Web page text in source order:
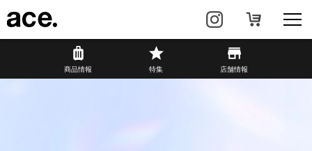
商品情報
商品情報 特集 店舗情報